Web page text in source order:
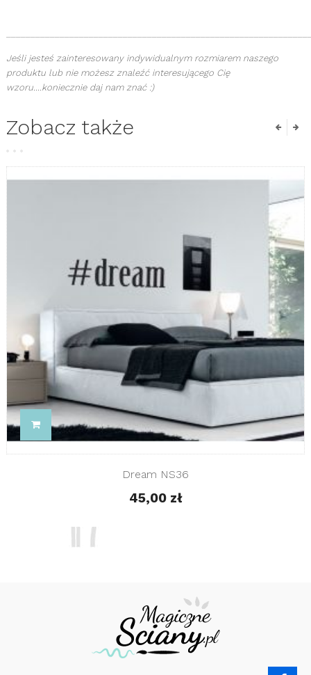
Jeśli jesteś zainteresowany indywidualnym rozmiarem naszego
produktu lub nie możesz znaleźć interesującego Cię
wzoru....koniecznie daj nam znać :)
Zobacz także
Dream NS36